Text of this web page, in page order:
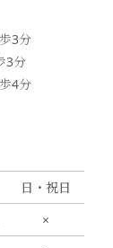
3分
3分
4分
日・祝日
×